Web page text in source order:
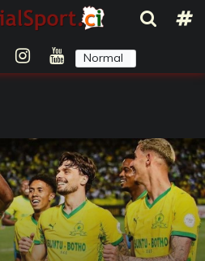
Normal